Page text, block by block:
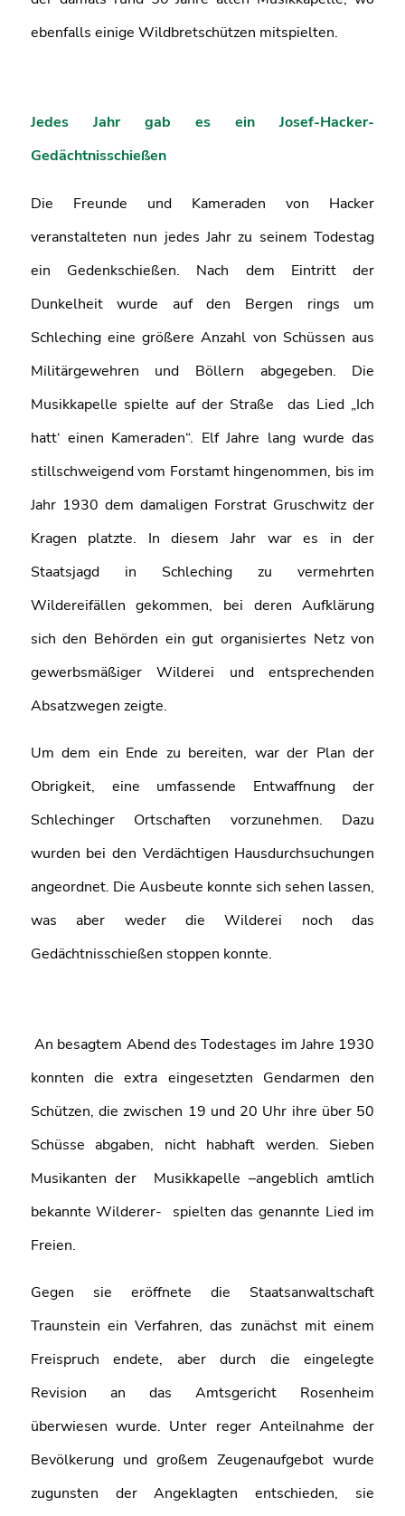
ebenfalls einige Wildbretschützen mitspielten.
Jedes Jahr gab es ein Josef-Hacker-
Gedächtnisschießen
Die Freunde und Kameraden von Hacker
veranstalteten nun jedes Jahr zu seinem Todestag
ein Gedenkschießen. Nach dem Eintritt der
Dunkelheit wurde auf den Bergen rings um
Schleching eine größere Anzahl von Schüssen aus
Militärgewehren und Böllern abgegeben. Die
Musikkapelle spielte auf der Straße das Lied „Ich
hatt‘ einen Kameraden“. Elf Jahre lang wurde das
stillschweigend vom Forstamt hingenommen, bis im
Jahr 1930 dem damaligen Forstrat Gruschwitz der
Kragen platzte. In diesem Jahr war es in der
Staatsjagd in Schleching zu vermehrten
Wildereifällen gekommen, bei deren Aufklärung
sich den Behörden ein gut organisiertes Netz von
gewerbsmäßiger Wilderei und entsprechenden
Absatzwegen zeigte.
Um dem ein Ende zu bereiten, war der Plan der
Obrigkeit, eine umfassende Entwaffnung der
Schlechinger Ortschaften vorzunehmen. Dazu
wurden bei den Verdächtigen Hausdurchsuchungen
angeordnet. Die Ausbeute konnte sich sehen lassen,
was aber weder die Wilderei noch das
Gedächtnisschießen stoppen konnte.
An besagtem Abend des Todestages im Jahre 1930
konnten die extra eingesetzten Gendarmen den
Schützen, die zwischen 19 und 20 Uhr ihre über 50
Schüsse abgaben, nicht habhaft werden. Sieben
Musikanten der Musikkapelle –angeblich amtlich
bekannte Wilderer- spielten das genannte Lied im
Freien.
Gegen sie eröffnete die Staatsanwaltschaft
Traunstein ein Verfahren, das zunächst mit einem
Freispruch endete, aber durch die eingelegte
Revision an das Amtsgericht Rosenheim
überwiesen wurde. Unter reger Anteilnahme der
Bevölkerung und großem Zeugenaufgebot wurde
zugunsten der Angeklagten entschieden, sie